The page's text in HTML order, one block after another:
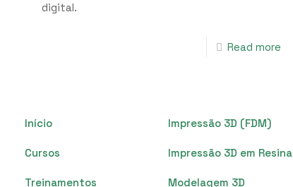
digital.
Read more
Início
Cursos
Treinamentos
Impressão 3D (FDM)
Impressão 3D em Resina
Modelagem 3D